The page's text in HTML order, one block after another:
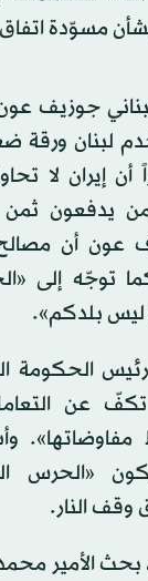
مسوّدة
جوزيف
​لبنان ‌ورقة
أن إيران لا
يدفعون ثمن
عون أن
توجّه إلى
ليس بلدكم».
الحكومة
عن
«الحرس
وقف النار.
الأمير